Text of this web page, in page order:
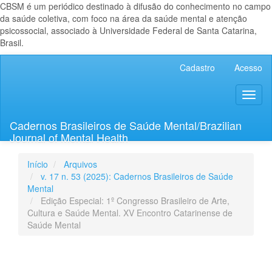
CBSM é um periódico destinado à difusão do conhecimento no campo
da saúde coletiva, com foco na área da saúde mental e atenção
psicossocial, associado à Universidade Federal de Santa Catarina,
Brasil.
Lateral
Cadastro Acesso
Cadernos Brasileiros de Saúde Mental/Brazilian
Journal of Mental Health
Início
Arquivos
v. 17 n. 53 (2025): Cadernos Brasileiros de Saúde
Mental
Edição Especial: 1º Congresso Brasileiro de Arte,
Cultura e Saúde Mental. XV Encontro Catarinense de
Saúde Mental